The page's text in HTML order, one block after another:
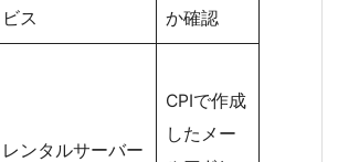
ビス
か確認
レンタルサーバー
CPIで作成
したメー